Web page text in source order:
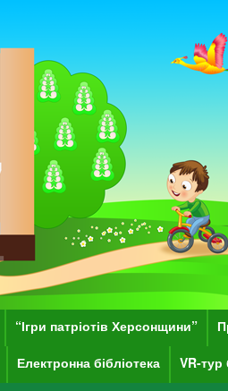
“Ігри патріотів Херсонщини”
Електронна бібліотека VR-тур